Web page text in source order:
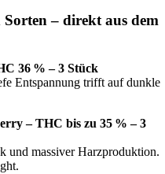
– direkt aus dem
36 % – 3 Stück
Entspannung trifft auf dunkle
– THC bis zu 35 % – 3
und massiver Harzproduktion.